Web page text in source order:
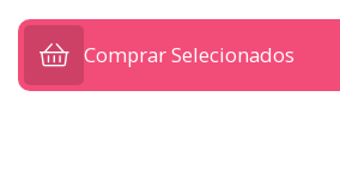
Comprar Selecionados